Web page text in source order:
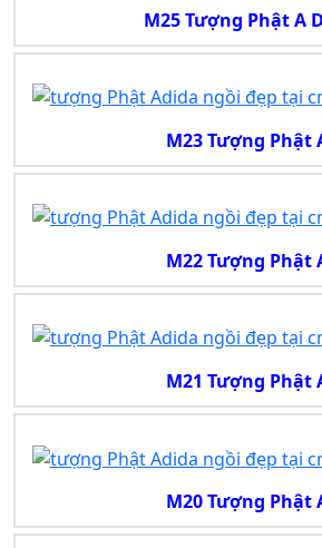
M25 Tượng Phật A
M23 Tượng Phật
M22 Tượng Phật
M21 Tượng Phật
M20 Tượng Phật